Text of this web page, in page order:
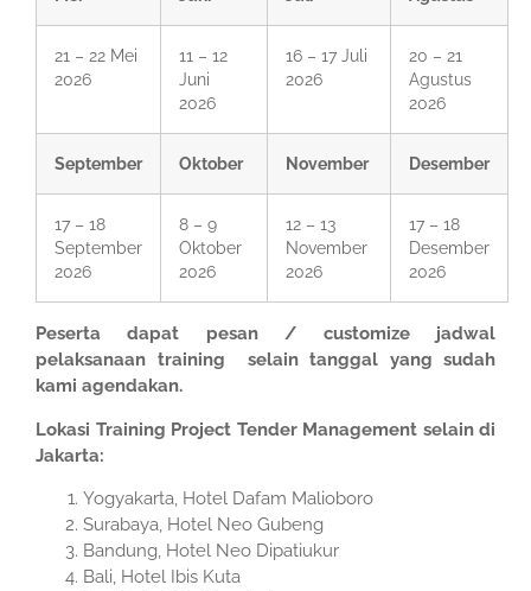
21 – 22 Mei
2026
11 – 12
Juni
2026
16 – 17 Juli
2026
20 – 21
Agustus
2026
September Oktober November Desember
17 – 18
September
2026
8 – 9
Oktober
2026
12 – 13
November
2026
17 – 18
Desember
2026
Peserta dapat pesan / customize jadwal
pelaksanaan training selain tanggal yang sudah
kami agendakan.
Lokasi Training Project Tender Management selain di
Jakarta:
Yogyakarta, Hotel Dafam Malioboro
Surabaya, Hotel Neo Gubeng
Bandung, Hotel Neo Dipatiukur
Bali, Hotel Ibis Kuta